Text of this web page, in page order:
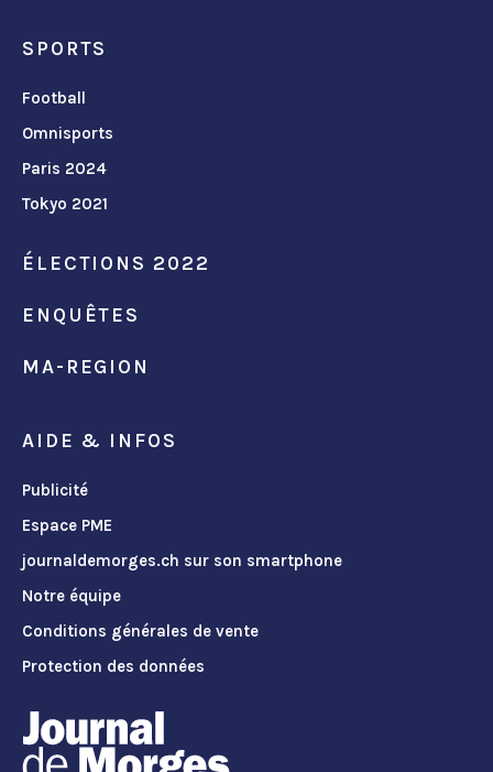
SPORTS
Football
Omnisports
Paris 2024
Tokyo 2021
ÉLECTIONS 2022
ENQUÊTES
MA-REGION
AIDE & INFOS
Publicité
Espace PME
journaldemorges.ch sur son smartphone
Notre équipe
Conditions générales de vente
Protection des données